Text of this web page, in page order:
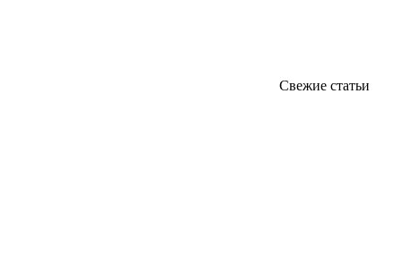
Свежие статьи